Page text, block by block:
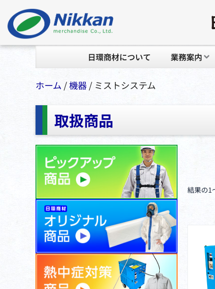
日環商材について 業務案内
ホーム /機器/ ミストシステム
取扱商品
結果の1